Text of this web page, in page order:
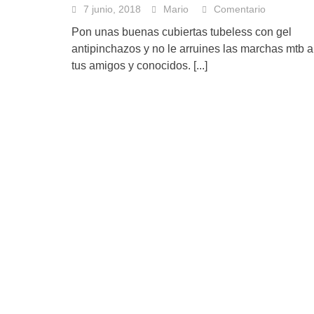
7 junio, 2018 Mario Comentario
Pon unas buenas cubiertas tubeless con gel
antipinchazos y no le arruines las marchas mtb a
tus amigos y conocidos. [...]